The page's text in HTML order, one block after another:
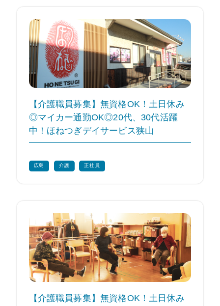
【介護職員募集】無資格OK！土日休み
◎マイカー通勤OK◎20代、30代活躍
中！ほねつぎデイサービス狭山
広島 介護 正社員
【介護職員募集】無資格OK！土日休み